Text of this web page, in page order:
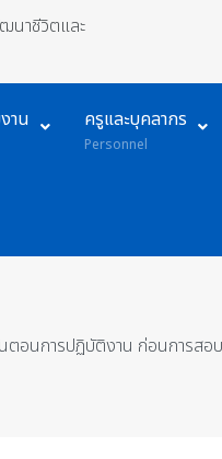
นาชีวิตและ
าน ครูและบุคลากร
Personnel
ตอนการปฏิบัติงาน ก่อนการส